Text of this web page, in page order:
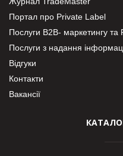
Портал про Private Label
Послуги В2В- маркетингу та
Послуги з надання
Відгуки
Контакти
Вакансії